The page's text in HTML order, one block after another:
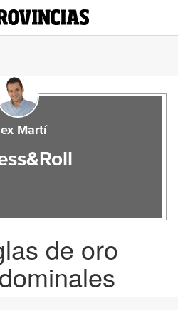
Martí
de oro